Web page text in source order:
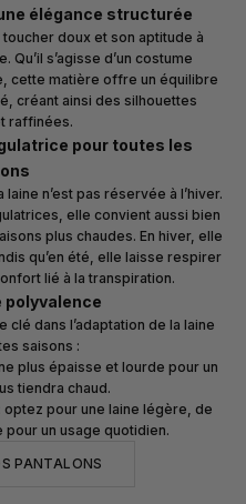
élégance structurée
doux et son aptitude à
s’agisse d’un costume
cette matière offre un équilibre
créant ainsi des silhouettes
raffinées.
pour toutes les
n’est pas réservée à l’hiver.
elle convient aussi bien
plus chaudes. En hiver, elle
qu’en été, elle laisse respirer
lié à la transpiration.
polyvalence
dans l’adaptation de la laine
saisons :
plus épaisse et lourde pour un
tiendra chaud.
: optez pour une laine légère, de
un usage quotidien.
PANTALONS